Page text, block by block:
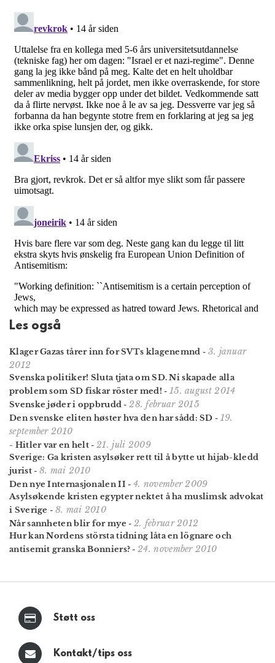
Les også
Klager Gazas tårer inn for SVTs klagenemnd - 3. januar
2012
Svenska politiker! Sluta tjata om SD. Ni skapade alla
problem som SD fiskar röster med! - 15. august 2014
Svenske jøder i oppbrudd -28. februar 2015
Den svenske eliten høster hva den har sådd: SD - 19.
september 2010
- Hitler var en helt - 21. juli 2009
Sverige: Ga kristen asylsøker rett til å bytte ut hijab-kledd
jurist- 8. mai 2010
Den nye Internasjonalen II - 4. november 2009
Asylsøkende kristen egypter nektet å ha muslimsk advokat
i Sverige - 8. mai 2010
Når sannheten blir for mye - 2. februar 2012
Hur kan Nordens största tidning låta en lögnare och
antisemit granska Bonniers? -24. november 2010
Støtt oss
Kontakt/tips oss